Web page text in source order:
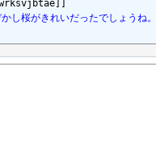
し桜がきれいだったでしょう